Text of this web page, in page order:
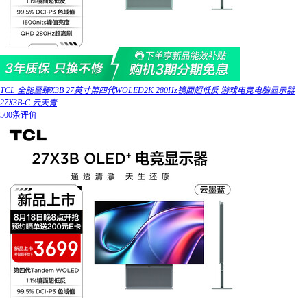
TCL 全能至臻X3B 27英寸第四代WOLED2K 280Hz镜面超低反 游戏电竞电脑显示器
27X3B-C 云天青
500条评价